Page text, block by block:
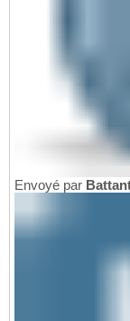
Envoyé par